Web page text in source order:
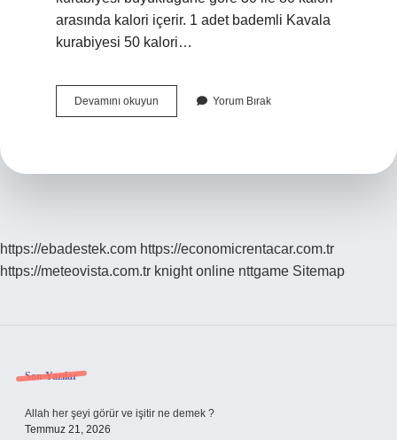
arasında kalori içerir. 1 adet bademli Kavala
kurabiyesi 50 kalori…
Devamını okuyun
Kurabiyesi
Yorum Bırak
https://ebadestek.com https://economicrentacar.com.tr
https://meteovista.com.tr knight online nttgame Sitemap
Sidebar
Son Yazılar
Allah her şeyi görür ve işitir ne demek ?
Temmuz 21, 2026